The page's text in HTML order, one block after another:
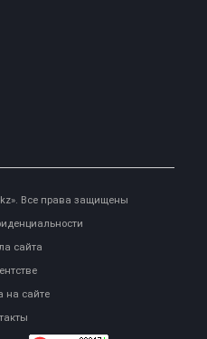
Все права защищены
сайта
на сайте